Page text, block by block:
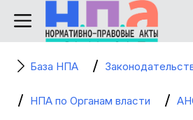
База НПА
НПА по Органам власти